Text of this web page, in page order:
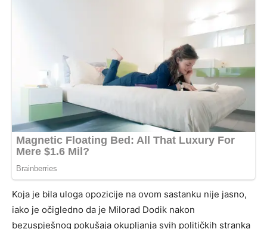
Koja je bila uloga opozicije na ovom sastanku nije jasno,
iako je očigledno da je Milorad Dodik nakon
bezuspješnog pokušaja okupljanja svih političkih stranka